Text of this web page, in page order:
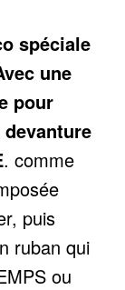
spéciale
une
pour
. comme
puis
ruban qui
ou